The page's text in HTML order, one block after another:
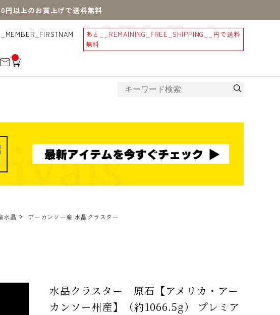
円以上のお買上げで送料無料
あと __REMAINING_FREE_SHIPPING__
円で送料
無料
__
IT
_C
水晶
アーカンソー産 水晶クラスター
水晶クラスター 原石【アメリカ・アー
カンソー州産】（約1066.5g） プレミア